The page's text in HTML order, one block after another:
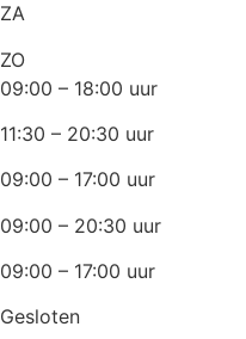
ZA
ZO
09:00 – 18:00 uur
11:30 – 20:30 uur
09:00 – 17:00 uur
09:00 – 20:30 uur
09:00 – 17:00 uur
Gesloten